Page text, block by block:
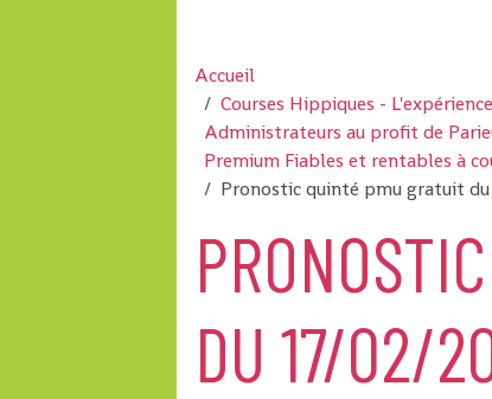
Accueil
Courses Hippiques -
Administrateurs au profit de
Premium Fiables et rentables à
Pronostic quinté pmu gratuit du
DU 17/02/